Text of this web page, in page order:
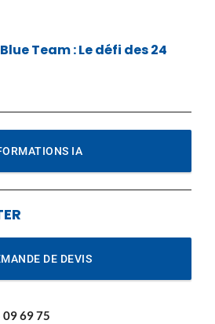
Team : Le défi des 24
IA
DE DEVIS
09 69 75